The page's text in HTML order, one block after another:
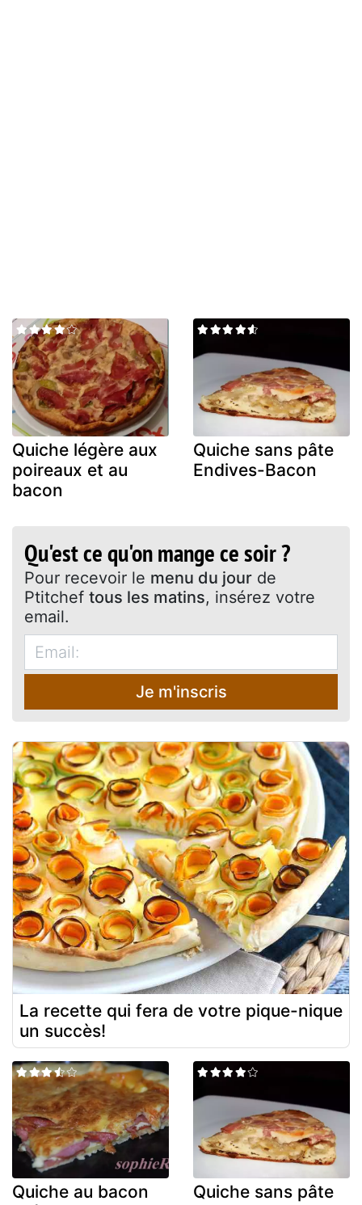
Quiche légère aux
poireaux et au
bacon
Quiche sans pâte
Endives-Bacon
Qu'est ce qu'on mange ce soir ?
Pour recevoir le menu du jour de
Ptitchef tous les matins, insérez votre
email.
Je m'inscris
La recette qui fera de votre pique-nique
un succès!
Quiche au bacon
Quiche sans pâte